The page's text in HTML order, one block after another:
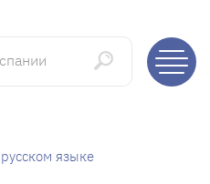
языке